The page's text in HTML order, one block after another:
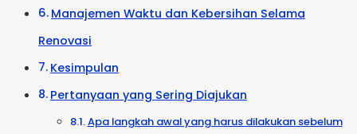
Manajemen Waktu dan Kebersihan Selama
Renovasi
Kesimpulan
Pertanyaan yang Sering Diajukan
Apa langkah awal yang harus dilakukan sebelum